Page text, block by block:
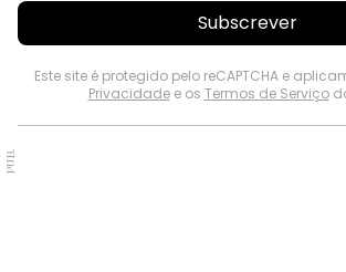
Subscrever
Este site é protegido pelo reCAPTCHA e
Privacidadee os Termos de Serviço
PUB.